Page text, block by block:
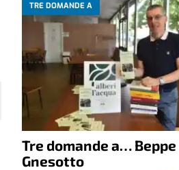
TRE DOMANDE A
Tre domande a… Beppe
Gnesotto